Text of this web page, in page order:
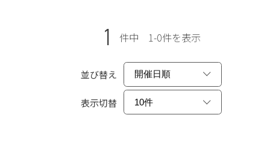
1 件中 1-0件を表示
並び替え
表示切替